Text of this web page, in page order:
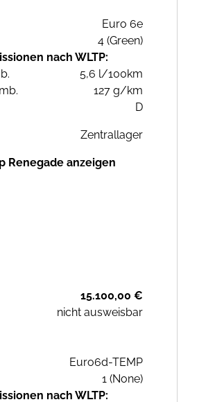
Euro 6e
4 (Green)
nach WLTP:
5,6 l/100km
127 g/km
D
Zentrallager
Renegade anzeigen
15.100,00 €
nicht ausweisbar
Euro6d-TEMP
1 (None)
nach WLTP: